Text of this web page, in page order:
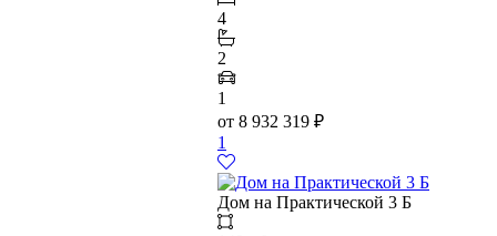
4
2
1
от 8 932 319 ₽
1
Дом на Практической 3 Б